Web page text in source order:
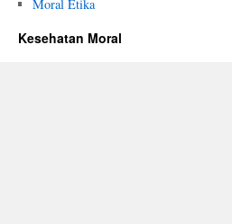
Moral Etika
Kesehatan Moral